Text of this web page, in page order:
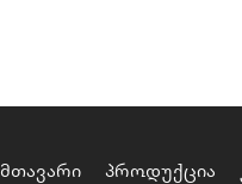
მთავარი პროდუქცია